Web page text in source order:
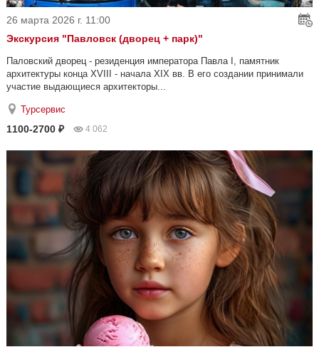
26 марта 2026 г. 11:00
Экскурсия "Павловск (дворец + парк)"
Паловский дворец - резиденция императора Павла I, памятник
архитектуры конца XVIII - начала XIX вв. В его создании принимали
участие выдающиеся архитекторы...
Турсервис
1100-2700 ₽ 4 062